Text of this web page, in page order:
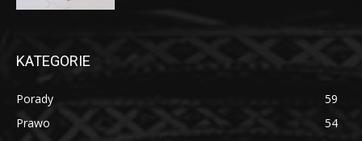
KATEGORIE
Porady
59
Prawo
54